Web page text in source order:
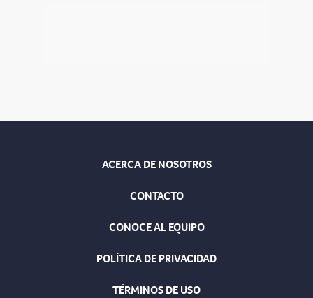
ACERCA DE NOSOTROS
CONTACTO
CONOCE AL EQUIPO
POLÍTICA DE PRIVACIDAD
TÉRMINOS DE USO